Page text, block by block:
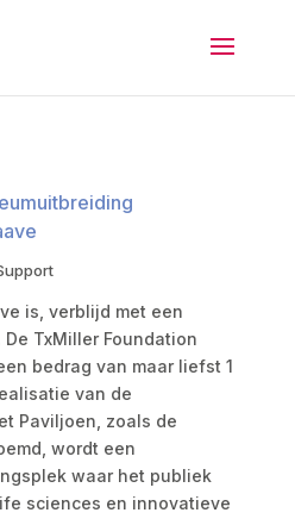
is, verblijd met een
TxMiller Foundation
bedrag van maar liefst 1
van de
Paviljoen, zoals de
wordt een
waar het publiek
sciences en innovatieve